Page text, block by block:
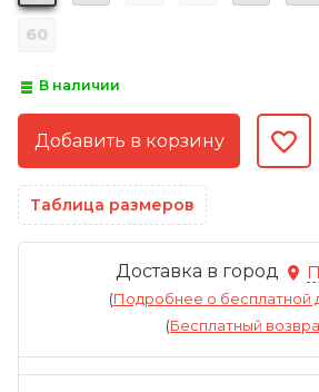
60
В наличии
Таблица размеров
Доставка в город
(Подробнее о бесплатной
(Бесплатный